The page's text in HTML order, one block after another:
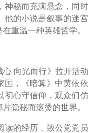
神秘而充满悬念，同
他的小说是叙事的迷
重温一种英雄哲学。
心 向光而行》拉开活
国，《暗算》中黄依
初心守信仰，观众们
隐秘而滚烫的世界。
读的经历，致公党党